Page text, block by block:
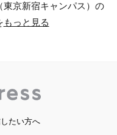
京新宿キャンパス）の
もっと見る
たい方へ